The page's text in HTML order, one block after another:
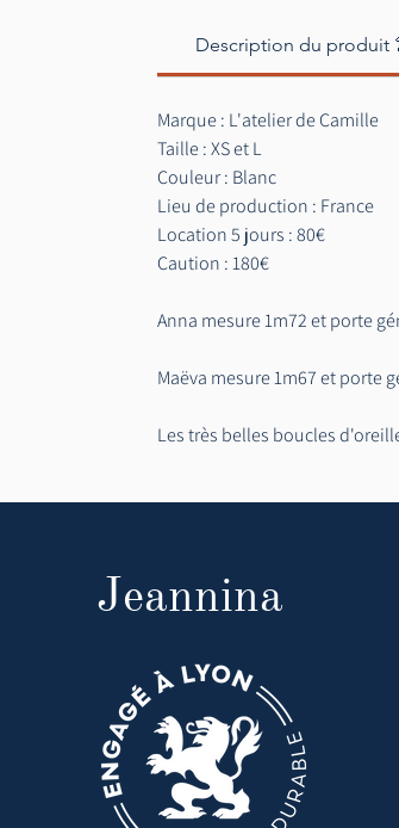
Description du produit
Marque : L'atelier de Camille
Taille : XS et L
Couleur : Blanc
Lieu de production : France
Location 5 jours : 80€
Caution : 180€
Anna mesure 1m72 et porte
Maëva mesure 1m67 et porte
Les très belles boucles
Jeannina